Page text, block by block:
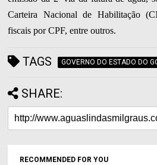
Carteira Nacional de Habilitação
fiscais por CPF, entre outros.
TAGS GOVERNO DO ESTADO DO
SHARE:
RECOMMENDED FOR YOU